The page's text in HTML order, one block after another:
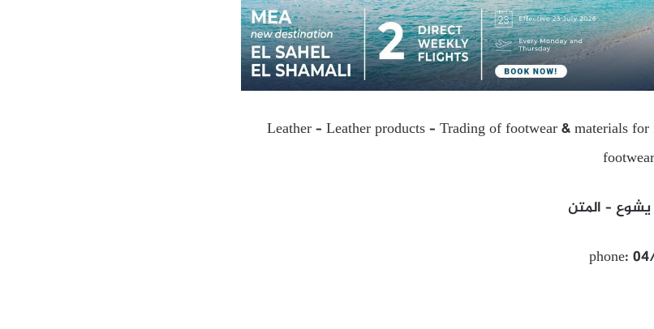
Leather – Leather products – Trading of footwear & materials
– المتن
phone: